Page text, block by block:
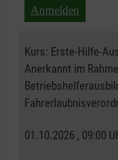
Anmelden
Kurs: Erste-Hilfe-
Anerkannt im
01.10.2026 , 09:00